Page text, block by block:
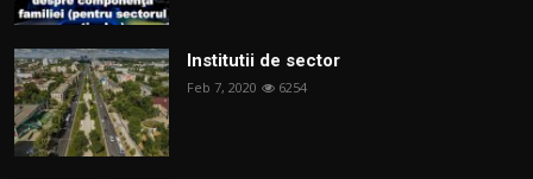
Institutii de sector
Feb 7, 2020 6254